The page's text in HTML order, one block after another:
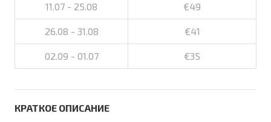
11.07 - 25.08 €49
26.08 - 31.08 €41
02.09 - 01.07 €35
КРАТКОЕ ОПИСАНИЕ